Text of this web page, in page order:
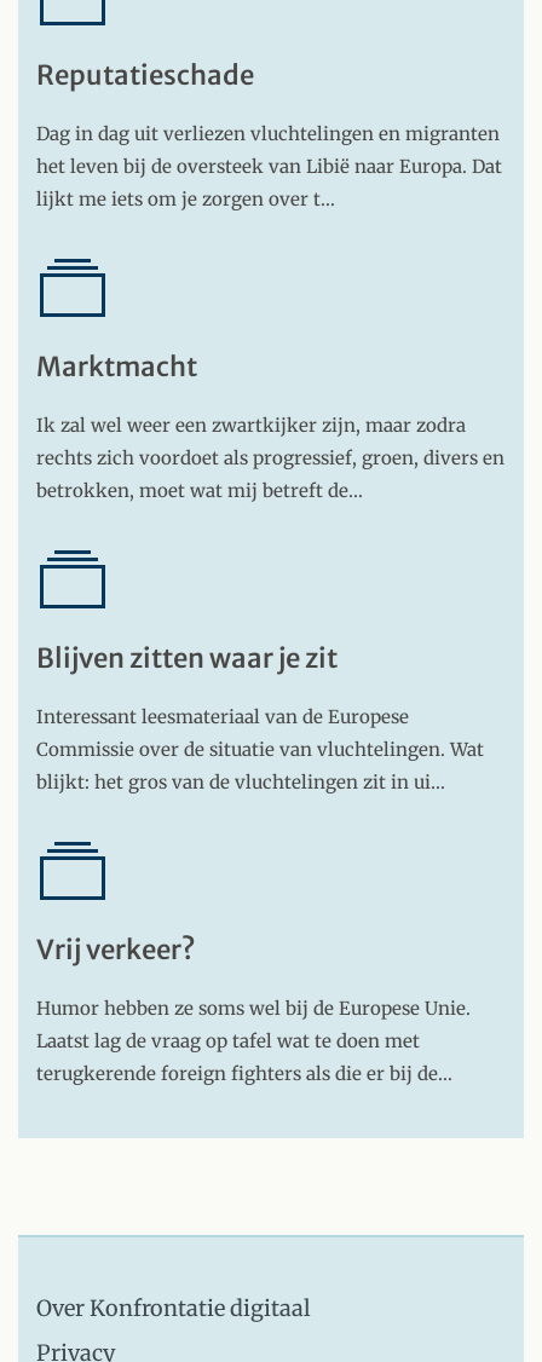
Reputatieschade
Dag in dag uit verliezen vluchtelingen en migranten
het leven bij de oversteek van Libië naar Europa. Dat
lijkt me iets om je zorgen over t…
Marktmacht
Ik zal wel weer een zwartkijker zijn, maar zodra
rechts zich voordoet als progressief, groen, divers en
betrokken, moet wat mij betreft de…
Blijven zitten waar je zit
Interessant leesmateriaal van de Europese
Commissie over de situatie van vluchtelingen. Wat
blijkt: het gros van de vluchtelingen zit in ui…
Vrij verkeer?
Humor hebben ze soms wel bij de Europese Unie.
Laatst lag de vraag op tafel wat te doen met
terugkerende foreign fighters als die er bij de…
Over Konfrontatie digitaal
Privacy